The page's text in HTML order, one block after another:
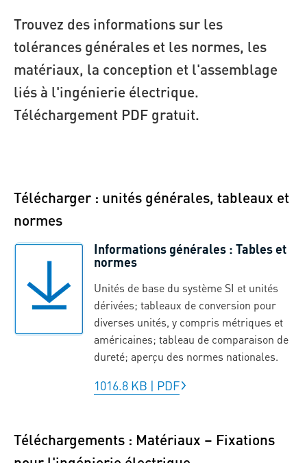
Trouvez des informations sur les
tolérances générales et les normes, les
matériaux, la conception et l'assemblage
liés à l'ingénierie électrique.
Téléchargement PDF gratuit.
Télécharger : unités générales, tableaux et
normes
Informations générales : Tables et
normes
Unités de base du système SI et unités
dérivées; tableaux de conversion pour
diverses unités, y compris métriques et
américaines; tableau de comparaison de
dureté; aperçu des normes nationales.
1016.8 KB | PDF
Téléchargements : Matériaux – Fixations